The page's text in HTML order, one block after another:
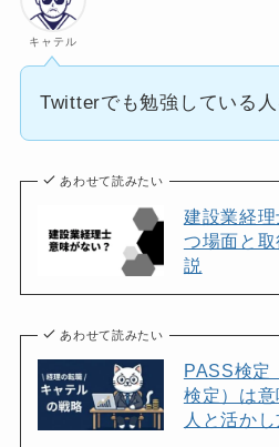
キャテル
Twitterでも勉強している
あわせて読みたい
建設業経
つ場面と
説
あわせて読みたい
PASS検定
検定）は
人と活か